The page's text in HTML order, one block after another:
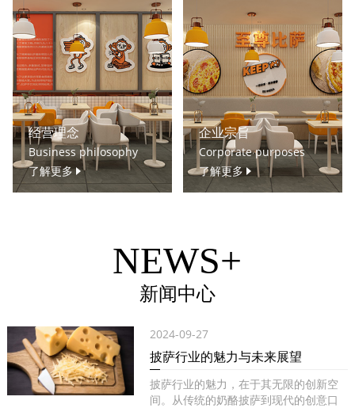
经营理念
Business philosophy
了解更多
企业宗旨
Corporate purposes
了解更多
NEWS+
新闻中心
2024-09-27
披萨行业的魅力与未来展望
披萨行业的魅力，在于其无限的创新空
间。从传统的奶酪披萨到现代的创意口